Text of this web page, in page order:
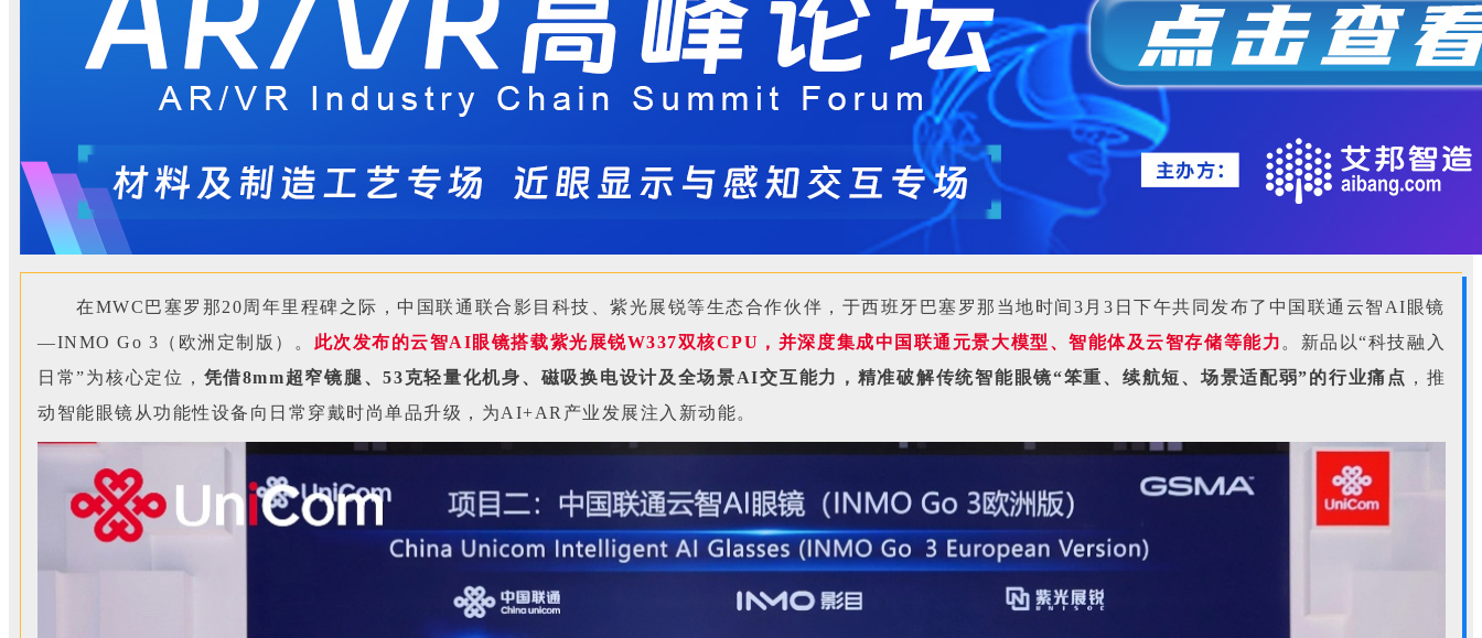
在MWC巴塞罗那20周年里程碑之际，中国联通联合影目科技、紫光展锐等生态合作伙伴，于西班牙巴塞罗那当地时间3月3日下午共同发布了中国联通云智AI眼镜
—INMO Go 3（欧洲定制版）。 此次发布的云智AI眼镜搭载紫光展锐W337双核CPU，并深度集成中国联通元景大模型、智能体及云智存储等能力 。 新品以“科技融入
日常”为核心定位， 凭借8mm超窄镜腿、53克轻量化机身、磁吸换电设计及全场景AI交互能力，精准破解传统智能眼镜“笨重、续航短、场景适配弱”的行业痛点 ，推
动智能眼镜从功能性设备向日常穿戴时尚单品升级，为AI+AR产业发展注入新动能。